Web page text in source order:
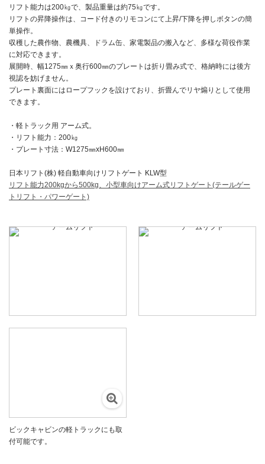
リフト能力は200㎏で、製品重量は約75㎏です。
リフトの昇降操作は、コード付きのリモコンにて上昇/下降を押しボタンの簡
単操作。
収穫した農作物、農機具、ドラム缶、家電製品の搬入など、多様な荷役作業
に対応できます。
展開時、幅1275㎜ｘ奥行600㎜のプレートは折り畳み式で、格納時には後方
視認を妨げません。
プレート裏面にはロープフックを設けており、折畳んでリヤ煽りとして使用
できます。
・軽トラック用 アーム式。
・リフト能力：200㎏
・プレート寸法：W1275㎜xH600㎜
日本リフト(株) 軽自動車向けリフトゲート KLW型
リフト能力200kgから500kg、小型車向けアーム式リフトゲート(テールゲー
トリフト・パワーゲート)
ビックキャビンの軽トラックにも取
付可能です。